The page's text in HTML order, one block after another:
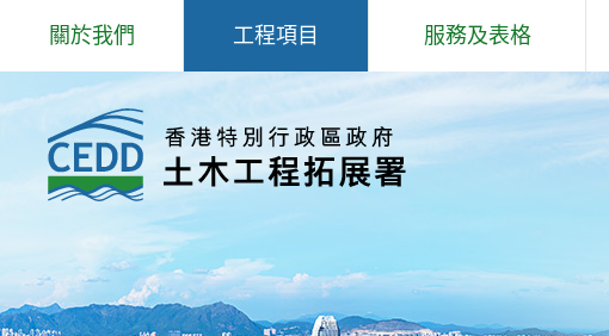
主
內
關於我們
歡迎辭
抱負、使命和信念
工程師學院
工程項目
主要工程
北部都會區發展
服務及表格
岩土工程服務
填料管理
場外預製鋼筋組件